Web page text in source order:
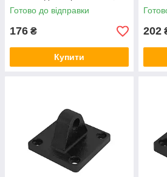
кутове кріплення
Готово до відправки
176 ₴
Купити
202